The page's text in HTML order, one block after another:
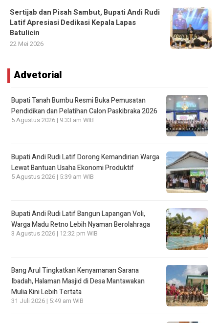
Sertijab dan Pisah Sambut, Bupati Andi Rudi
Latif Apresiasi Dedikasi Kepala Lapas
Batulicin
22 Mei 2026
Advetorial
Bupati Tanah Bumbu Resmi Buka Pemusatan
Pendidikan dan Pelatihan Calon Paskibraka 2026
5 Agustus 2026 | 9:33 am WIB
Bupati Andi Rudi Latif Dorong Kemandirian Warga
Lewat Bantuan Usaha Ekonomi Produktif
5 Agustus 2026 | 5:39 am WIB
Bupati Andi Rudi Latif Bangun Lapangan Voli,
Warga Madu Retno Lebih Nyaman Berolahraga
3 Agustus 2026 | 12:32 pm WIB
Bang Arul Tingkatkan Kenyamanan Sarana
Ibadah, Halaman Masjid di Desa Mantawakan
Mulia Kini Lebih Tertata
31 Juli 2026 | 5:49 am WIB